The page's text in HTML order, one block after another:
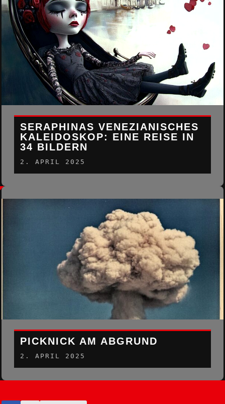
SERAPHINAS VENEZIANISCHES
KALEIDOSKOP: EINE REISE IN
34 BILDERN
2. APRIL 2025
PICKNICK AM ABGRUND
2. APRIL 2025